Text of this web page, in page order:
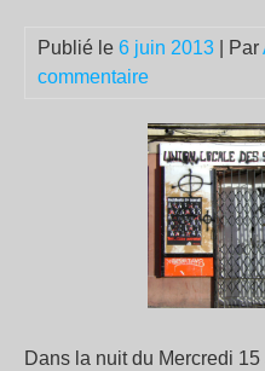
Publié le 6 juin 2013 | Par
commentaire
Dans la nuit du Mercredi